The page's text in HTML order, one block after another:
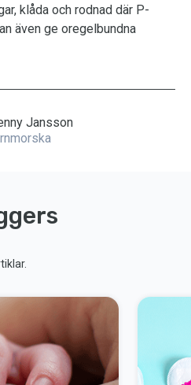
klåda och rodnad där P-
även ge oregelbundna
Jansson